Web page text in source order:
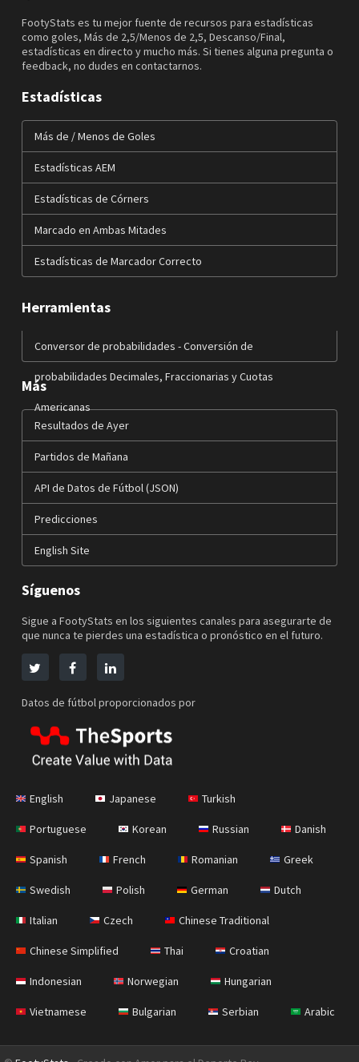
FootyStats es tu mejor fuente de recursos para estadísticas
como goles, Más de 2,5/Menos de 2,5, Descanso/Final,
estadísticas en directo y mucho más. Si tienes alguna pregunta o
feedback, no dudes en contactarnos.
Estadísticas
Más de / Menos de Goles
Estadísticas AEM
Estadísticas de Córners
Marcado en Ambas Mitades
Estadísticas de Marcador Correcto
Herramientas
Conversor de probabilidades - Conversión de
probabilidades Decimales, Fraccionarias y Cuotas
Americanas
Más
Resultados de Ayer
Partidos de Mañana
API de Datos de Fútbol (JSON)
Predicciones
English Site
Síguenos
Sigue a FootyStats en los siguientes canales para asegurarte de
que nunca te pierdes una estadística o pronóstico en el futuro.
Datos de fútbol proporcionados por
English Japanese Turkish
Portuguese Korean Russian Danish
Spanish French Romanian Greek
Swedish Polish German Dutch
Italian Czech Chinese Traditional
Chinese Simplified Thai Croatian
Indonesian Norwegian Hungarian
Vietnamese Bulgarian Serbian Arabic